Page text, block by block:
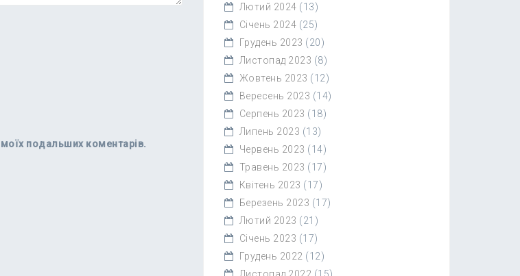
подальших коментарів.
Лютий 2024 (13)
Січень 2024 (25)
Грудень 2023 (20)
Листопад 2023 (8)
Жовтень 2023 (12)
Вересень 2023 (14)
Серпень 2023 (18)
Липень 2023 (13)
Червень 2023 (14)
Травень 2023 (17)
Квітень 2023 (17)
Березень 2023 (17)
Лютий 2023 (21)
Січень 2023 (17)
Грудень 2022 (12)
Листопад 2022 (15)